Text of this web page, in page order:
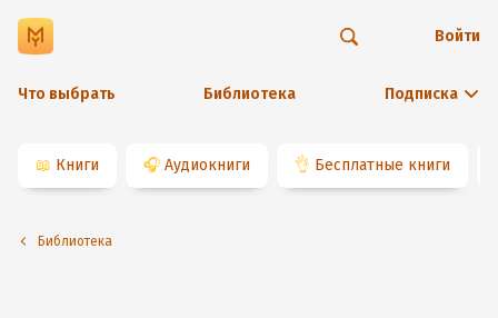
Что выбрать Библиотека Подписка
Войти
📖 Книги 🎧 Аудиокниги 👌 Бесплатные книги
Библиотека